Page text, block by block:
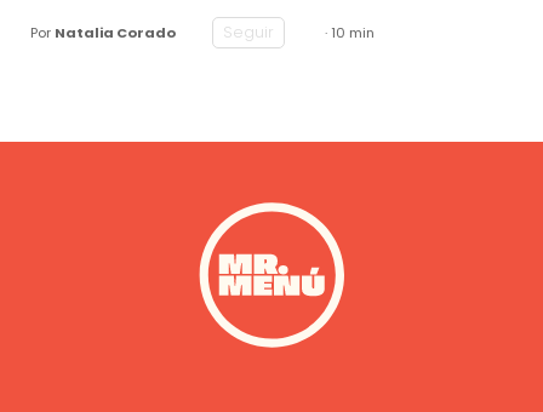
Por Natalia Corado Seguir · 10 min